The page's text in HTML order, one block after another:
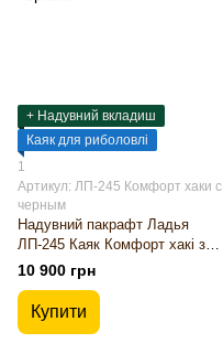
+ Надувний вкладиш
Каяк для риболовлі
1
Артикул: ЛП-245 Комфорт хаки с
черным
Надувний пакрафт Ладья
ЛП-245 Каяк Комфорт хакі з
чорним
10 900 грн
Купити